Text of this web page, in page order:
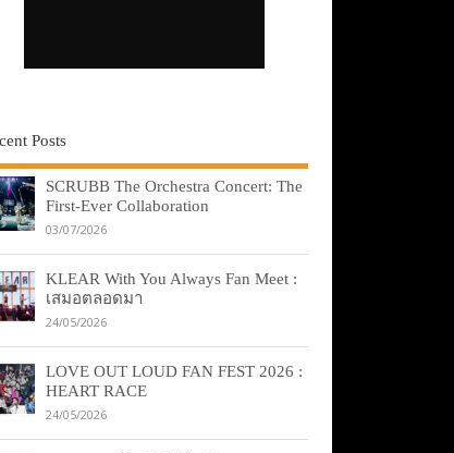
Posts
SCRUBB The Orchestra Concert: The
First-Ever Collaboration
03/07/2026
KLEAR With You Always Fan Meet :
เสมอตลอดมา
24/05/2026
LOVE OUT LOUD FAN FEST 2026 :
HEART RACE
24/05/2026